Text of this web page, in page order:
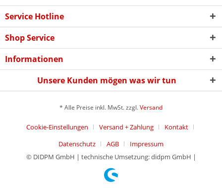
Service Hotline
Shop Service
Informationen
Unsere Kunden mögen was wir tun
* Alle Preise inkl. MwSt. zzgl.Versand
Cookie-Einstellungen Versand + Zahlung
Kontakt
Datenschutz
AGB
Impressum
© DIDPM GmbH | technische Umsetzung: didpm GmbH |